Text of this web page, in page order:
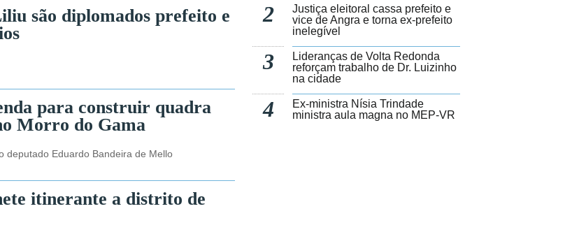
são diplomados prefeito e
para construir quadra
Morro do Gama
deputado Eduardo Bandeira de Mello
itinerante a distrito de
2
Justiça eleitoral cassa prefeito e
vice de Angra e torna ex-prefeito
inelegível
3
Lideranças de Volta Redonda
reforçam trabalho de Dr. Luizinho
na cidade
4
Ex-ministra Nísia Trindade
ministra aula magna no MEP-VR